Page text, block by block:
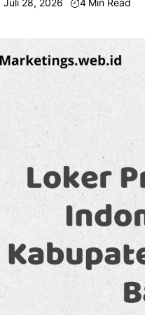
Juli 28, 2026 4 Min Read